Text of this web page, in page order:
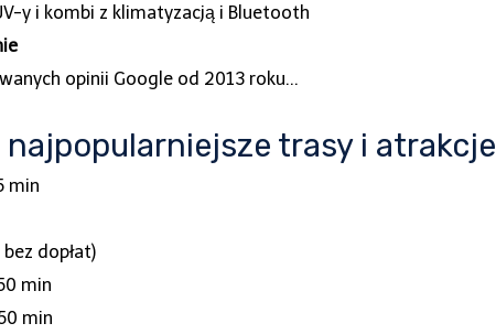
y i kombi z klimatyzacją i Bluetooth
opinii Google od 2013 roku...
trasy i atrakcje
min
dopłat)
min
min